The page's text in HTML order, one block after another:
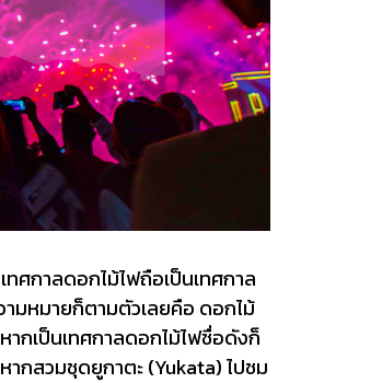
ศกาลดอกไม้ไฟถือเป็นเทศกาล
ามหมายก็ตามตัวเลยคือ ดอกไม้
ากเป็นเทศกาลดอกไม้ไฟชื่อดังก็
กสวมชุดยูกาตะ (Yukata) ไปชม